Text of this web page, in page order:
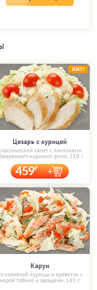
Цезарь с курицей
салат с ломтиками
куриного филе, 210 г.
459
ХИТ!
Каруи
копчёной курицы и креветок с
икрой тобико и овощами, 185 г.